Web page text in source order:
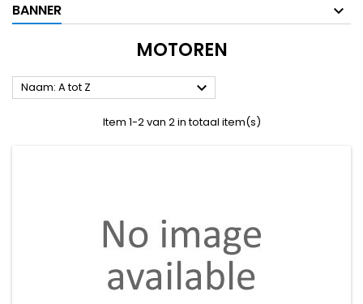
BANNER
MOTOREN
Naam: A tot Z 
Item 1-2 van 2 in totaal item(s)